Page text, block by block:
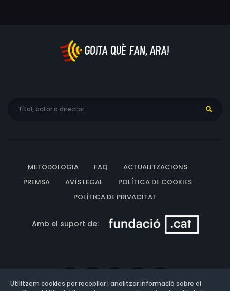
METODOLOGIA FAQ
ACTUALITZACIONS
PREMSA
AVÍS LEGAL
POLÍTICA DE COOKIES
POLÍTICA DE PRIVACITAT
Amb el suport de:
Utilitzem cookies per recopilar i analitzar informació sobre el